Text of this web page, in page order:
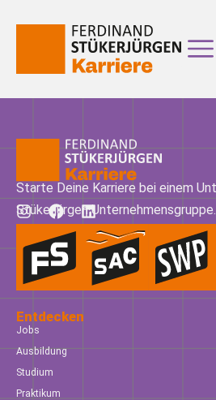
Starte Deine Karriere bei einem
Stükerjürgen Unternehmensgruppe.
Entdecken
Jobs
Ausbildung
Studium
Praktikum